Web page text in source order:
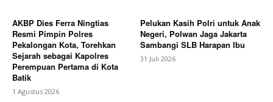
AKBP Dies Ferra Ningtias
Resmi Pimpin Polres
Pekalongan Kota, Torehkan
Sejarah sebagai Kapolres
Perempuan Pertama di Kota
Batik
1 Agustus 2026
Pelukan Kasih Polri untuk Anak
Negeri, Polwan Jaga Jakarta
Sambangi SLB Harapan Ibu
31 Juli 2026